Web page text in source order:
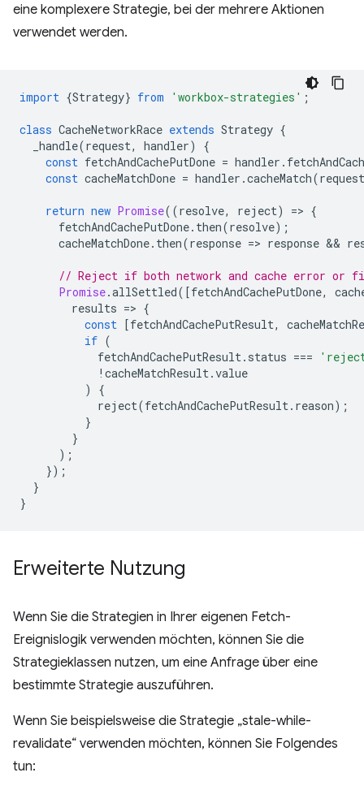
eine komplexere Strategie, bei der mehrere Aktionen
verwendet werden.
import {Strategy} from 'workbox-strategies' ;
class CacheNetworkRace extends Strategy {
_handle(request, handler)
{
const fetchAndCachePutDone = handler .
const cacheMatchDone = handler .cacheMatch(request
return new Promise((resolve, reject) => {
fetchAndCachePutDone. then(resolve);
cacheMatchDone. then(response => response &&
// Reject if both network and cache error or
Promise.allSettled([fetchAndCachePutDone,
results => {
const [fetchAndCachePutResult,
if (
fetchAndCachePutResult . status ===
! cacheMatchResult .value
)
{
reject(fetchAndCachePutResult . reason);
}
}
);
});
}
}
Erweiterte Nutzung
Wenn Sie die Strategien in Ihrer eigenen Fetch-
Ereignislogik verwenden möchten, können Sie die
Strategieklassen nutzen, um eine Anfrage über eine
bestimmte Strategie auszuführen.
Wenn Sie beispielsweise die Strategie „stale-while-
revalidate“ verwenden möchten, können Sie Folgendes
tun: